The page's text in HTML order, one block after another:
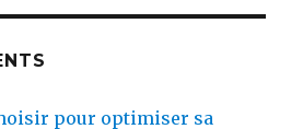
pour optimiser sa